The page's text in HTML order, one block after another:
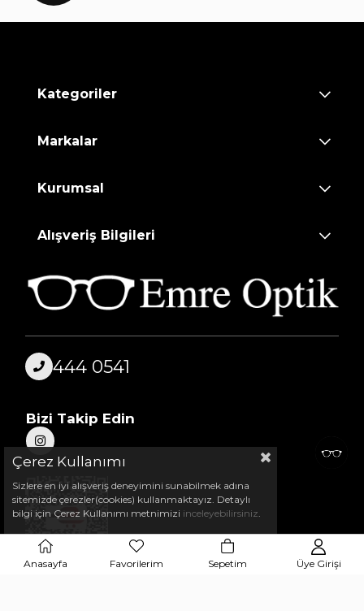
Kategoriler
Markalar
Kurumsal
Alışveriş Bilgileri
444 0541
Bizi Takip Edin
Çerez Kullanımı
Sizlere en iyi alışveriş deneyimini sunabilmek adına
sitemizde çerezler(cookies) kullanmaktayız. Detaylı
bilgi için Çerez Kullanımı metnimizi inceleyebilirsiniz.
Anasayfa Favorilerim Sepetim Üye Girişi